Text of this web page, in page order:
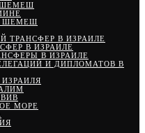
ШЕМЕШ
ШЕМЕШ
ТРАНСФЕР В ИЗРАИЛЕ
В ИЗРАИЛЕ
В ИЗРАИЛЕ
И ДИПЛОМАТОВ В
МОРЕ